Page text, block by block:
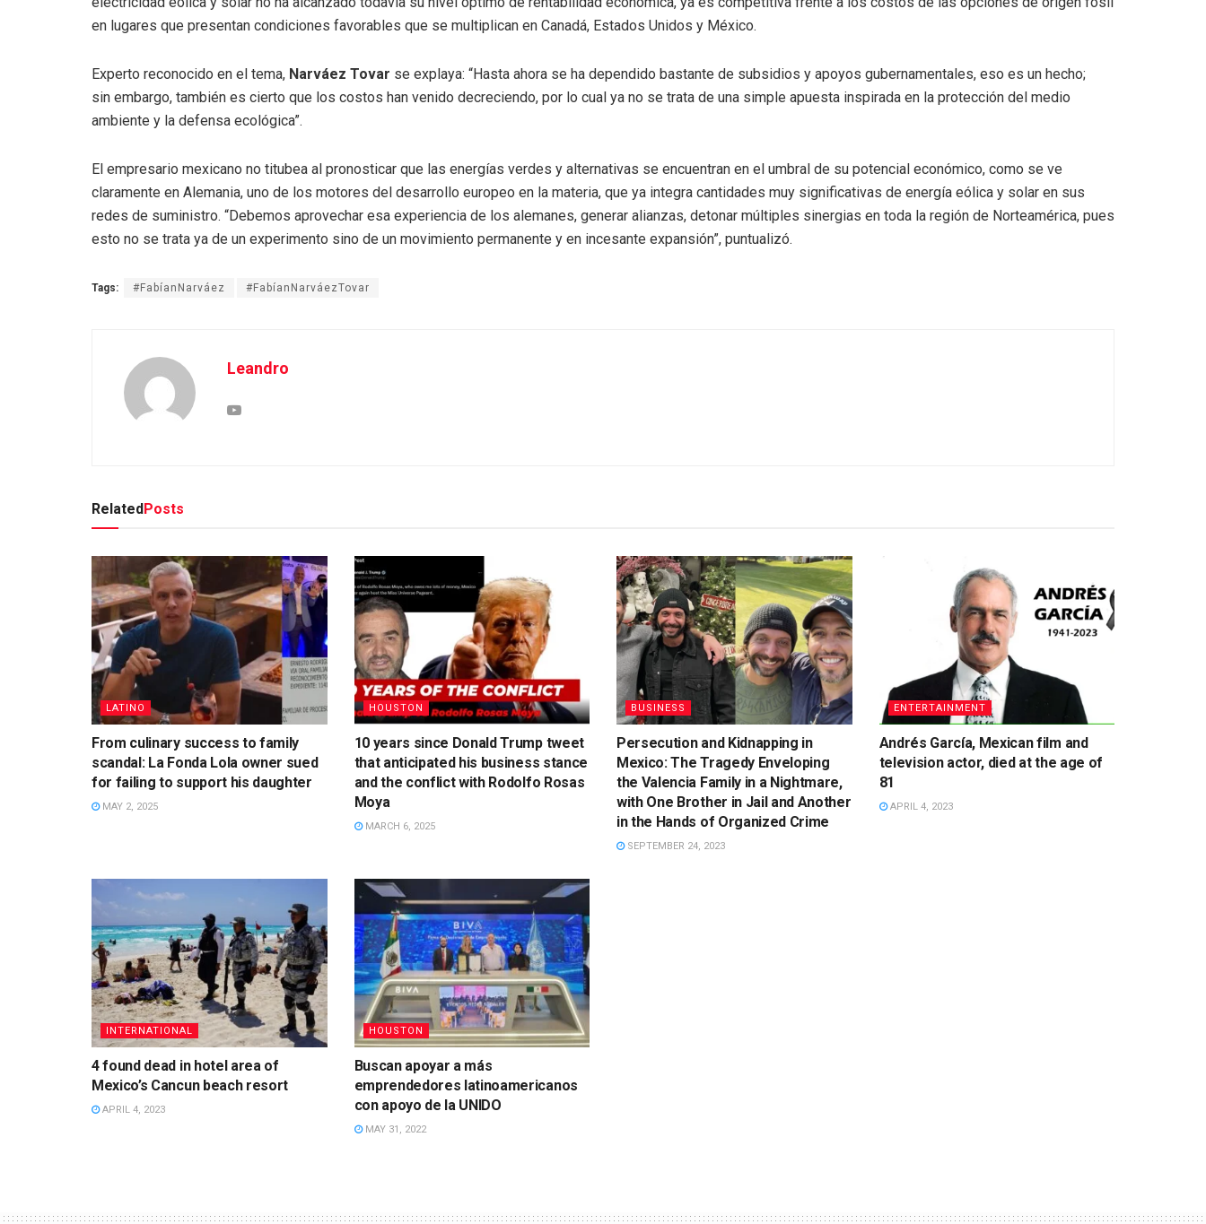
en lugares que presentan condiciones favorables que se multiplican en Canadá, Estados Unidos y México.
Experto reconocido en el tema, Narváez Tovar se explaya: “Hasta ahora se ha dependido bastante de subsidios y apoyos gubernamentales, eso es un hecho;
sin embargo, también es cierto que los costos han venido decreciendo, por lo cual ya no se trata de una simple apuesta inspirada en la protección del medio
ambiente y la defensa ecológica”.
El empresario mexicano no titubea al pronosticar que las energías verdes y alternativas se encuentran en el umbral de su potencial económico, como se ve
claramente en Alemania, uno de los motores del desarrollo europeo en la materia, que ya integra cantidades muy significativas de energía eólica y solar en sus
redes de suministro. “Debemos aprovechar esa experiencia de los alemanes, generar alianzas, detonar múltiples sinergias en toda la región de Norteamérica, pues
esto no se trata ya de un experimento sino de un movimiento permanente y en incesante expansión”, puntualizó.
Tags: #FabíanNarváez #FabíanNarváezTovar
Leandro
RelatedPosts
LATINO
From culinary success to family
scandal: La Fonda Lola owner sued
for failing to support his daughter
MAY 2, 2025
HOUSTON
10 years since Donald Trump tweet
that anticipated his business stance
and the conflict with Rodolfo Rosas
Moya
MARCH 6, 2025
BUSINESS
Persecution and Kidnapping in
Mexico: The Tragedy Enveloping
the Valencia Family in a Nightmare,
with One Brother in Jail and Another
in the Hands of Organized Crime
SEPTEMBER 24, 2023
ENTERTAINMENT
Andrés García, Mexican film and
television actor, died at the age of
81
APRIL 4, 2023
INTERNATIONAL
4 found dead in hotel area of
Mexico’s Cancun beach resort
APRIL 4, 2023
HOUSTON
Buscan apoyar a más
emprendedores latinoamericanos
con apoyo de la UNIDO
MAY 31, 2022